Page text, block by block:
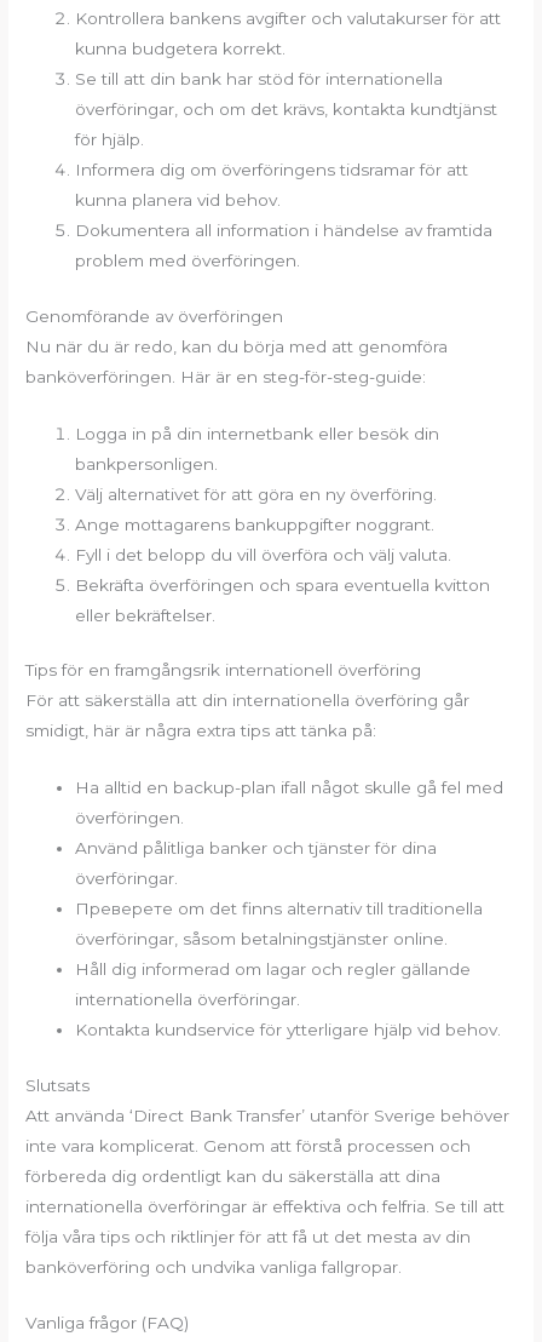
Kontrollera bankens avgifter och valutakurser för att
kunna budgetera korrekt.
Se till att din bank har stöd för internationella
överföringar, och om det krävs, kontakta kundtjänst
för hjälp.
Informera dig om överföringens tidsramar för att
kunna planera vid behov.
Dokumentera all information i händelse av framtida
problem med överföringen.
Genomförande av överföringen
Nu när du är redo, kan du börja med att genomföra
banköverföringen. Här är en steg-för-steg-guide:
Logga in på din internetbank eller besök din
bankpersonligen.
Välj alternativet för att göra en ny överföring.
Ange mottagarens bankuppgifter noggrant.
Fyll i det belopp du vill överföra och välj valuta.
Bekräfta överföringen och spara eventuella kvitton
eller bekräftelser.
Tips för en framgångsrik internationell överföring
För att säkerställa att din internationella överföring går
smidigt, här är några extra tips att tänka på:
Ha alltid en backup-plan ifall något skulle gå fel med
överföringen.
Använd pålitliga banker och tjänster för dina
överföringar.
Преверете om det finns alternativ till traditionella
överföringar, såsom betalningstjänster online.
Håll dig informerad om lagar och regler gällande
internationella överföringar.
Kontakta kundservice för ytterligare hjälp vid behov.
Slutsats
Att använda ‘Direct Bank Transfer’ utanför Sverige behöver
inte vara komplicerat. Genom att förstå processen och
förbereda dig ordentligt kan du säkerställa att dina
internationella överföringar är effektiva och felfria. Se till att
följa våra tips och riktlinjer för att få ut det mesta av din
banköverföring och undvika vanliga fallgropar.
Vanliga frågor (FAQ)